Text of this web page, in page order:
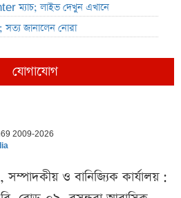
লাইভ দেখুন এখানে
সত্য জানালেন নোরা
যোগাযোগ
2009-2026
ও বানিজ্যিক কার্যালয় :